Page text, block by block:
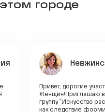
городе
Привет, дорогие
Женщин!Приглашаю
группу "Искусство
как следствие